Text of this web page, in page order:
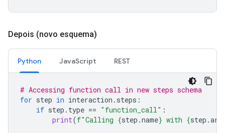
Depois (novo esquema)
Python JavaScript REST
# Accessing function call in new steps schema
for step in interaction . steps :
if step . type == "function_call" :
print(f"Calling {step .name} with {step .